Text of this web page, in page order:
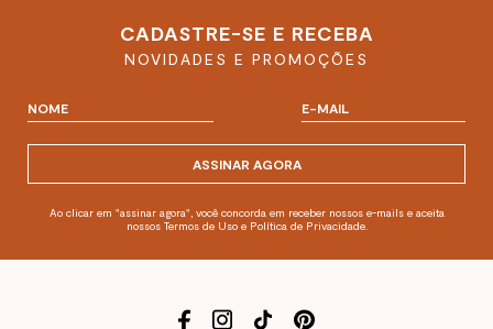
CADASTRE-SE E RECEBA
NOVIDADES E PROMOÇÕES
ASSINAR AGORA
Ao clicar em "assinar agora", você concorda em receber nossos e-mails e aceita
nossos Termos de Uso e Política de Privacidade.